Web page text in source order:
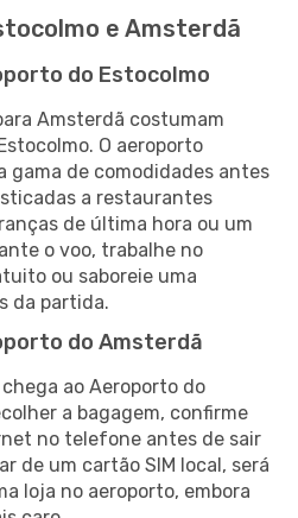
e Amsterdã
do Estocolmo
Amsterdã costumam
O aeroporto
gama de comodidades antes
a restaurantes
de última hora ou um
o voo, trabalhe no
ou saboreie uma
da partida.
do Amsterdã
ao Aeroporto do
a bagagem, confirme
no telefone antes de sair
de um cartão SIM local, será
loja no aeroporto, embora